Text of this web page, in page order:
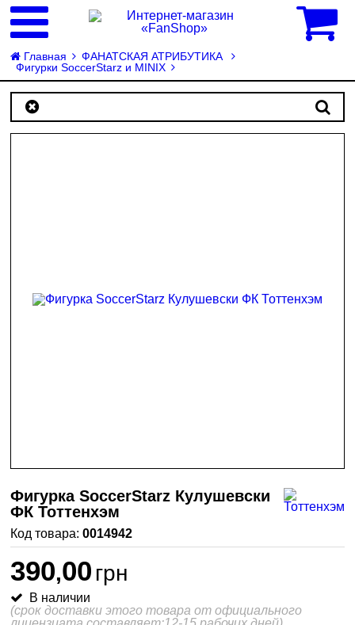
Главная
ФАНАТСКАЯ АТРИБУТИКА
Фигурки SoccerStarz и MINIX
Фигурка SoccerStarz Кулушевски
ФК Тоттенхэм
0014942
390,00 грн
В наличии
(срок доставки этого товара от официального